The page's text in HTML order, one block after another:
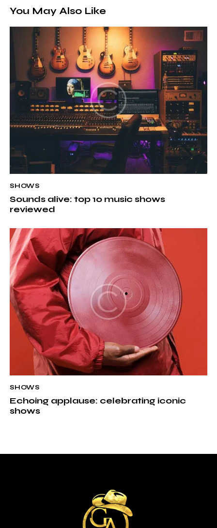
You May Also Like
SHOWS
Sounds alive: top 10 music shows
reviewed
SHOWS
Echoing applause: celebrating iconic
shows